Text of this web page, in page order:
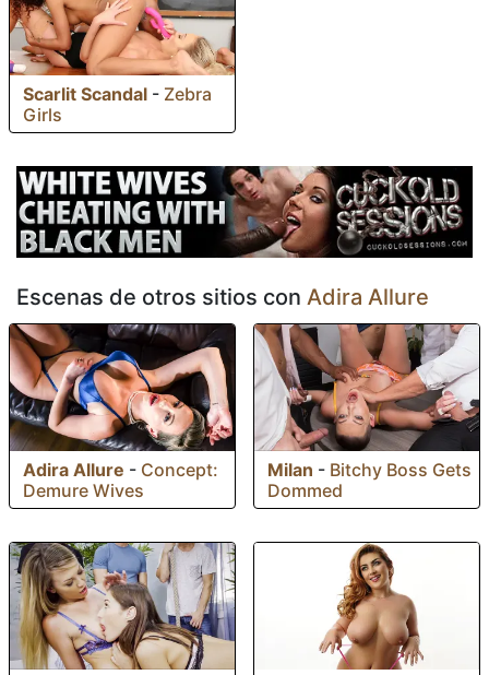
Scarlit Scandal - Zebra
Girls
Escenas de otros sitios con Adira Allure
Adira Allure - Concept:
Demure Wives
Milan - Bitchy Boss Gets
Dommed